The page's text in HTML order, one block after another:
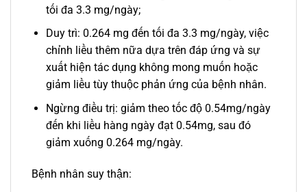
tối đa 3.3 mg/ngày;
Duy trì: 0.264 mg đến tối đa 3.3 mg/ngày, việc
chỉnh liều thêm nữa dựa trên đáp ứng và sự
xuất hiện tác dụng không mong muốn hoặc
giảm liều tùy thuộc phản ứng của bệnh nhân.
Ngừng điều trị: giảm theo tốc độ 0.54mg/ngày
đến khi liều hàng ngày đạt 0.54mg, sau đó
giảm xuống 0.264 mg/ngày.
Bệnh nhân suy thận: